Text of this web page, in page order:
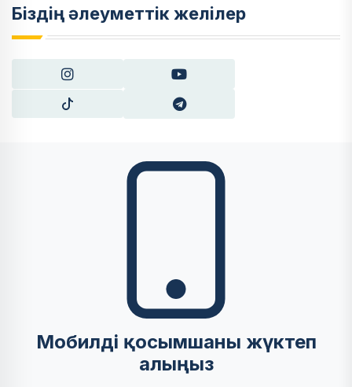
Біздің әлеуметтік желілер
Мобилді қосымшаны жүктеп
алыңыз